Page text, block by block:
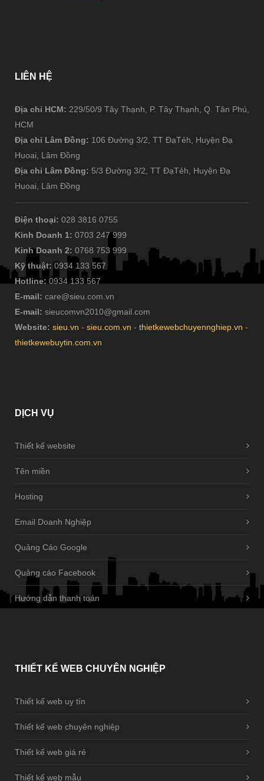
LIÊN HỆ
Địa chỉ HCM: 229/50/9 Tây Thạnh, P. Tây Thạnh, Q. Tân Phú,
HCM
Địa chỉ Lâm Đồng: 106 Đường 3/2, TT ĐạTẻh, Huyện Đạ
Huoai, Lâm Đồng
Địa chỉ Lâm Đồng: 5/3 Đường 3/2, TT ĐạTẻh, Huyện Đạ
Huoai, Lâm Đồng
Điện thoại: 028 3816 0755
Kinh Doanh 1: 0703 247 999
Kinh Doanh 2: 0768 753 999
Kỹ thuật: 0934 133 567
Hotline: 0934 133 567
E-mail: care@sieu.com.vn
E-mail: sieucomvn2010@gmail.com
Website: sieu.vn - sieu.com.vn - thietkewebchuyennghiep.vn -
thietkewebuytin.com.vn
DỊCH VỤ
Thiết kế website
Tên miền
Hosting
Email Doanh Nghiệp
Quảng Cáo Google
Quảng cáo Facebook
Hướng dẫn thanh toán
THIẾT KẾ WEB CHUYÊN NGHIỆP
Thiết kế web uy tín
Thiết kế web chuyên nghiệp
Thiết kế web giá rẻ
Thiết kế web mẫu